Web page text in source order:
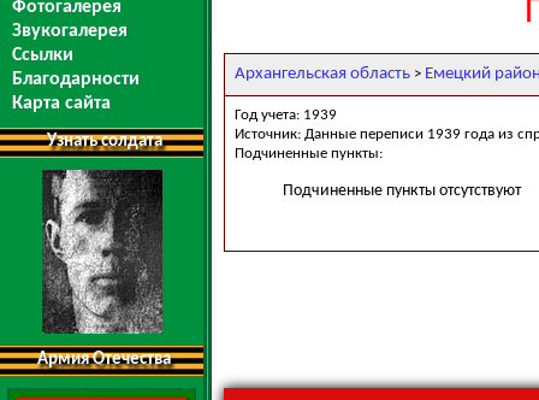
Фотогалерея
Звукогалерея
Ссылки
Благодарности
Карта сайта
Узнать солдата
Армия Отечества
Архангельская область > Емецкий
Год учета: 1939
Источник: Данные переписи 1939 года из
Подчиненные пункты:
Подчиненные пункты отсутствуют